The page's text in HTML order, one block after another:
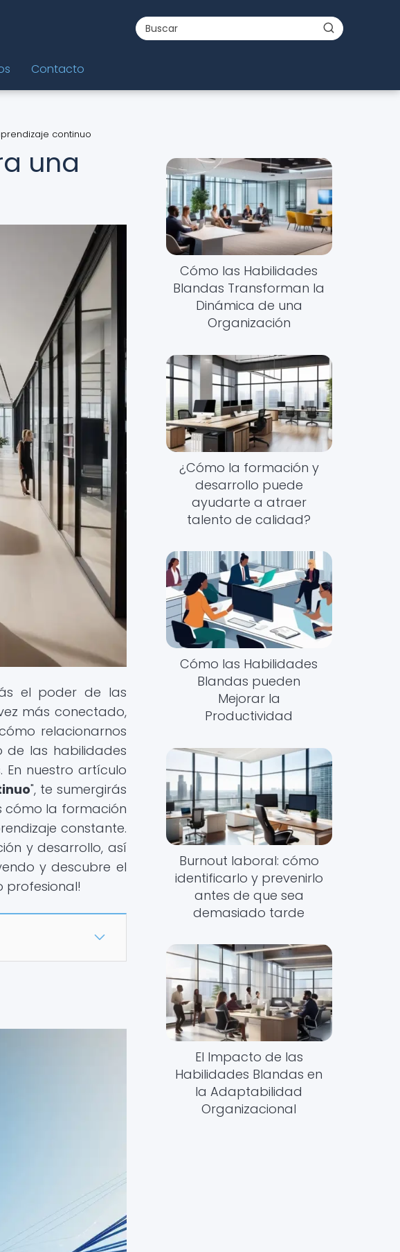
Contacto
continuo
una
el poder de las
más conectado,
relacionarnos
de las habilidades
En nuestro artículo
", te sumergirás
cómo la formación
constante.
y desarrollo, así
y descubre el
profesional!
Cómo las Habilidades
Blandas Transforman la
Dinámica de una
Organización
¿Cómo la formación y
desarrollo puede
ayudarte a atraer
talento de calidad?
Cómo las Habilidades
Blandas pueden
Mejorar la
Productividad
Burnout laboral: cómo
identificarlo y prevenirlo
antes de que sea
demasiado tarde
El Impacto de las
Habilidades Blandas en
la Adaptabilidad
Organizacional